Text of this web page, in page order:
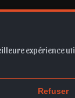
expérience
Refuser